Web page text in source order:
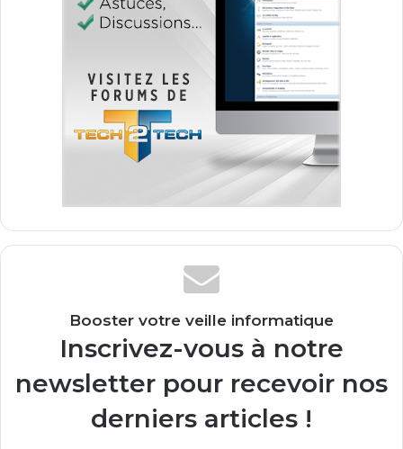
Booster votre veille informatique
Inscrivez-vous à notre
newsletter pour recevoir nos
derniers articles !